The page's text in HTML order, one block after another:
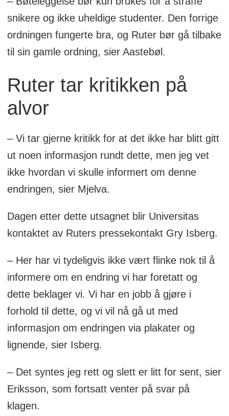
snikere og ikke uheldige studenter. Den forrige
ordningen fungerte bra, og Ruter bør gå tilbake
til sin gamle ordning, sier Aastebøl.
Ruter tar kritikken på
alvor
– Vi tar gjerne kritikk for at det ikke har blitt gitt
ut noen informasjon rundt dette, men jeg vet
ikke hvordan vi skulle informert om denne
endringen, sier Mjelva.
Dagen etter dette utsagnet blir Universitas
kontaktet av Ruters pressekontakt Gry Isberg.
– Her har vi tydeligvis ikke vært flinke nok til å
informere om en endring vi har foretatt og
dette beklager vi. Vi har en jobb å gjøre i
forhold til dette, og vi vil nå gå ut med
informasjon om endring­en via plakater og
lignende, sier Isberg.
– Det syntes jeg rett og slett er litt for sent, sier
Eriksson, som fortsatt venter på svar på
klagen.